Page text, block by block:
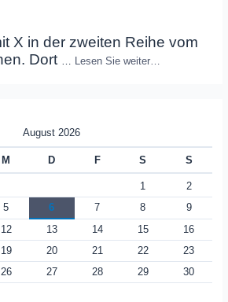
X in der zweiten Reihe vom
Dort … Lesen Sie weiter…
August 2026
M D F S S
1
2
5 6 7 8
9
12 13 14 15
16
19 20 21 22
23
26 27 28 29
30